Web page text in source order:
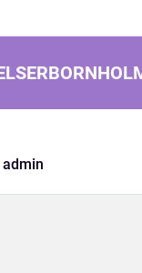
admin